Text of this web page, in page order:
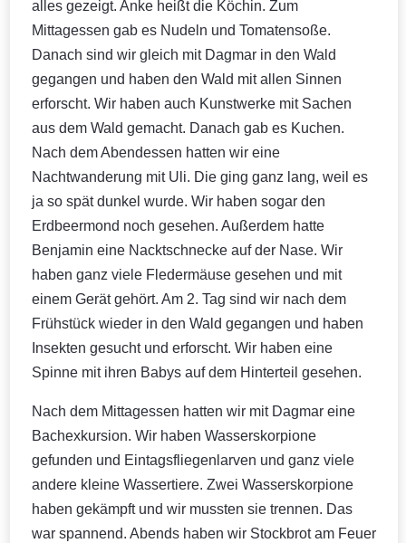
alles gezeigt. Anke heißt die Köchin. Zum
Mittagessen gab es Nudeln und Tomatensoße.
Danach sind wir gleich mit Dagmar in den Wald
gegangen und haben den Wald mit allen Sinnen
erforscht. Wir haben auch Kunstwerke mit Sachen
aus dem Wald gemacht. Danach gab es Kuchen.
Nach dem Abendessen hatten wir eine
Nachtwanderung mit Uli. Die ging ganz lang, weil es
ja so spät dunkel wurde. Wir haben sogar den
Erdbeermond noch gesehen. Außerdem hatte
Benjamin eine Nacktschnecke auf der Nase. Wir
haben ganz viele Fledermäuse gesehen und mit
einem Gerät gehört. Am 2. Tag sind wir nach dem
Frühstück wieder in den Wald gegangen und haben
Insekten gesucht und erforscht. Wir haben eine
Spinne mit ihren Babys auf dem Hinterteil gesehen.
Nach dem Mittagessen hatten wir mit Dagmar eine
Bachexkursion. Wir haben Wasserskorpione
gefunden und Eintagsfliegenlarven und ganz viele
andere kleine Wassertiere. Zwei Wasserskorpione
haben gekämpft und wir mussten sie trennen. Das
war spannend. Abends haben wir Stockbrot am Feuer